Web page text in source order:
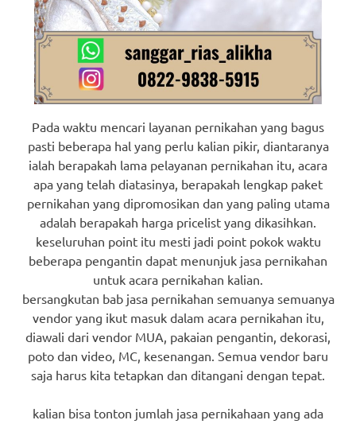
Pada waktu mencari layanan pernikahan yang bagus
pasti beberapa hal yang perlu kalian pikir, diantaranya
ialah berapakah lama pelayanan pernikahan itu, acara
apa yang telah diatasinya, berapakah lengkap paket
pernikahan yang dipromosikan dan yang paling utama
adalah berapakah harga pricelist yang dikasihkan.
keseluruhan point itu mesti jadi point pokok waktu
beberapa pengantin dapat menunjuk jasa pernikahan
untuk acara pernikahan kalian.
bersangkutan bab jasa pernikahan semuanya semuanya
vendor yang ikut masuk dalam acara pernikahan itu,
diawali dari vendor MUA, pakaian pengantin, dekorasi,
poto dan video, MC, kesenangan. Semua vendor baru
saja harus kita tetapkan dan ditangani dengan tepat.
kalian bisa tonton jumlah jasa pernikahaan yang ada